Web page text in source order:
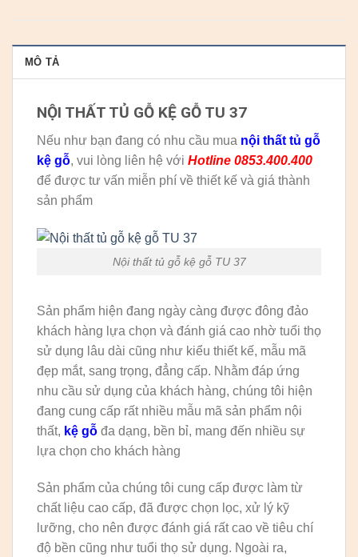
MÔ TẢ
NỘI THẤT TỦ GỖ KỆ GỖ TU 37
Nếu như bạn đang có nhu cầu mua nội thất tủ gỗ
kệ gỗ, vui lòng liên hệ với Hotline 0853.400.400
để được tư vấn miễn phí về thiết kế và giá thành
sản phẩm
Nội thất tủ gỗ kệ gỗ TU 37
Sản phẩm hiện đang ngày càng được đông đảo
khách hàng lựa chọn và đánh giá cao nhờ tuổi thọ
sử dụng lâu dài cũng như kiểu thiết kế, mẫu mã
đẹp mắt, sang trọng, đẳng cấp. Nhằm đáp ứng
nhu cầu sử dụng của khách hàng, chúng tôi hiện
đang cung cấp rất nhiều mẫu mã sản phẩm nội
thất, kệ gỗ đa dạng, bền bỉ, mang đến nhiều sự
lựa chọn cho khách hàng
Sản phẩm của chúng tôi cung cấp được làm từ
chất liệu cao cấp, đã được chọn lọc, xử lý kỹ
lưỡng, cho nên được đánh giá rất cao về tiêu chí
độ bền cũng như tuổi thọ sử dụng. Ngoài ra,